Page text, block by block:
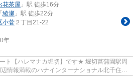
花茶屋 」駅 徒歩16分
「 綾瀬 」駅 徒歩22分
小菅 ２丁目21-22
年
ト【ハレマナカ堀切】です★ 堀切菖蒲園駅周
情報満載のハナインターナショナル北千住店